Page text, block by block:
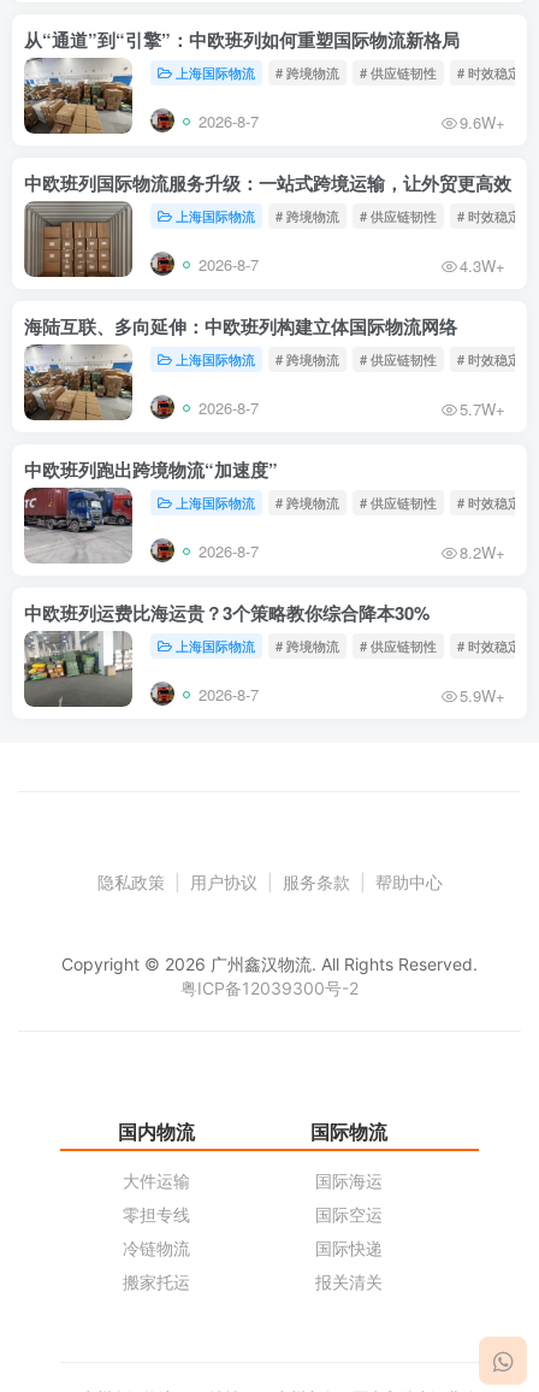
从“通道”到“引擎”：中欧班列如何重塑国际物流新格局
上海国际物流 # 跨境物流 # 供应链韧性 # 时效稳定
2026-8-7 9.6W+
中欧班列国际物流服务升级：一站式跨境运输，让外贸更高效
上海国际物流 # 跨境物流 # 供应链韧性 # 时效稳定
2026-8-7 4.3W+
海陆互联、多向延伸：中欧班列构建立体国际物流网络
上海国际物流 # 跨境物流 # 供应链韧性 # 时效稳定
2026-8-7 5.7W+
中欧班列跑出跨境物流“加速度”
上海国际物流 # 跨境物流 # 供应链韧性 # 时效稳定
2026-8-7 8.2W+
中欧班列运费比海运贵？3个策略教你综合降本30%
上海国际物流 # 跨境物流 # 供应链韧性 # 时效稳定
2026-8-7 5.9W+
隐私政策 用户协议 服务条款 帮助中心
Copyright © 2026 广州鑫汉物流. All Rights Reserved.
粤ICP备12039300号-2
国内物流
大件运输
零担专线
冷链物流
搬家托运
国际物流
国际海运
国际空运
国际快递
报关清关